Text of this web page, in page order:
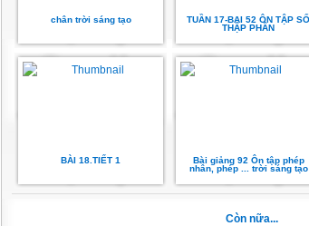
chân trời sáng tạo
TUẦN 17-BAI 52 ÔN TẬP SỐ
THẬP PHÂN
BÀI 18.TIẾT 1
Bài giảng 92 Ôn tập phép
nhân, phép ... trời sáng tạo
Còn nữa...